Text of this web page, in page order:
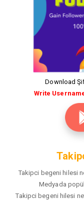
Download
Write
Takipci begeni hilesi
Medyada
Takipci begeni hilesi